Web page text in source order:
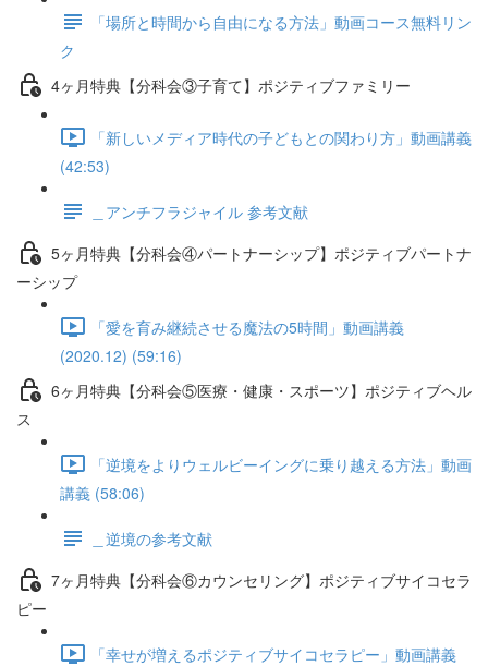
「場所と時間から自由になる方法」動画コース無料リン
ク
4ヶ月特典【分科会③子育て】ポジティブファミリー
「新しいメディア時代の子どもとの関わり方」動画講義
(42:53)
＿アンチフラジャイル 参考文献
5ヶ月特典【分科会④パートナーシップ】ポジティブパートナ
ーシップ
「愛を育み継続させる魔法の5時間」動画講義
(2020.12) (59:16)
6ヶ月特典【分科会⑤医療・健康・スポーツ】ポジティブヘル
ス
「逆境をよりウェルビーイングに乗り越える方法」動画
講義 (58:06)
＿逆境の参考文献
7ヶ月特典【分科会⑥カウンセリング】ポジティブサイコセラ
ピー
「幸せが増えるポジティブサイコセラピー」動画講義